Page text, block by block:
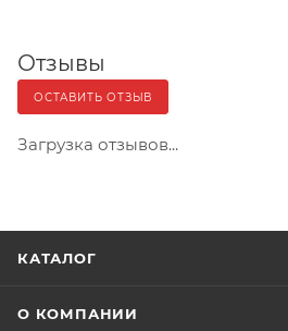
Отзывы
ОСТАВИТЬ ОТЗЫВ
Загрузка отзывов...
КАТАЛОГ
О КОМПАНИИ